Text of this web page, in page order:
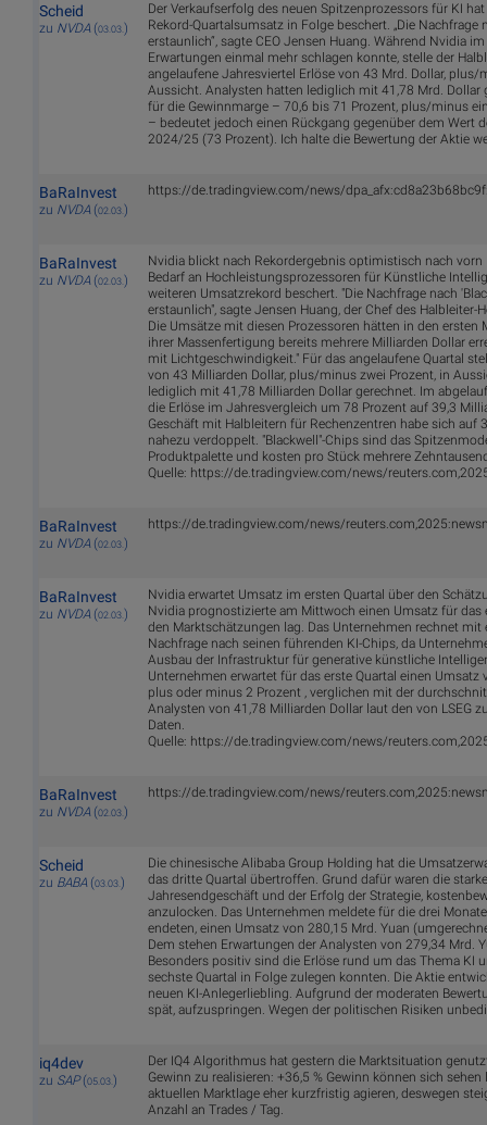
Scheid
zu NVDA(03.03.)
Der Verkaufserfolg des neuen Spitzenprozessors für KI
Rekord-Quartalsumsatz in Folge beschert. „Die Nachfrage
erstaunlich“, sagte CEO Jensen Huang. Während Nvidia
Erwartungen einmal mehr schlagen konnte, stelle der
angelaufene Jahresviertel Erlöse von 43 Mrd. Dollar, plus/
Aussicht. Analysten hatten lediglich mit 41,78 Mrd. Dollar
für die Gewinnmarge – 70,6 bis 71 Prozent, plus/minus
– bedeutet jedoch einen Rückgang gegenüber dem Wert
2024/25 (73 Prozent). Ich halte die Bewertung der Aktie
BaRaInvest
zu NVDA(02.03.)
https://de.tradingview.com/news/
BaRaInvest
zu NVDA(02.03.)
Nvidia blickt nach Rekordergebnis optimistisch nach vorn
Bedarf an Hochleistungsprozessoren für Künstliche
weiteren Umsatzrekord beschert. "Die Nachfrage nach
erstaunlich", sagte Jensen Huang, der Chef des Halbleiter-
Die Umsätze mit diesen Prozessoren hätten in den ersten
ihrer Massenfertigung bereits mehrere Milliarden Dollar
mit Lichtgeschwindigkeit." Für das angelaufene Quartal
von 43 Milliarden Dollar, plus/minus zwei Prozent, in
lediglich mit 41,78 Milliarden Dollar gerechnet. Im
die Erlöse im Jahresvergleich um 78 Prozent auf 39,3
Geschäft mit Halbleitern für Rechenzentren habe sich auf
nahezu verdoppelt. "Blackwell"-Chips sind das
Produktpalette und kosten pro Stück mehrere
Quelle: https://de.tradingview.com/news/
BaRaInvest
zu NVDA(02.03.)
https://de.tradingview.com/news/
BaRaInvest
zu NVDA(02.03.)
Nvidia erwartet Umsatz im ersten Quartal über den
Nvidia prognostizierte am Mittwoch einen Umsatz für das
den Marktschätzungen lag. Das Unternehmen rechnet
Nachfrage nach seinen führenden KI-Chips, da
Ausbau der Infrastruktur für generative künstliche
Unternehmen erwartet für das erste Quartal einen Umsatz
plus oder minus 2 Prozent , verglichen mit der
Analysten von 41,78 Milliarden Dollar laut den von LSEG
Daten.
Quelle: https://de.tradingview.com/news/
BaRaInvest
zu NVDA(02.03.)
https://de.tradingview.com/news/
Scheid
zu BABA(03.03.)
Die chinesische Alibaba Group Holding hat die
das dritte Quartal übertroffen. Grund dafür waren die
Jahresendgeschäft und der Erfolg der Strategie,
anzulocken. Das Unternehmen meldete für die drei
endeten, einen Umsatz von 280,15 Mrd. Yuan
Dem stehen Erwartungen der Analysten von 279,34 Mrd.
Besonders positiv sind die Erlöse rund um das Thema KI
sechste Quartal in Folge zulegen konnten. Die Aktie
neuen KI-Anlegerliebling. Aufgrund der moderaten
spät, aufzuspringen. Wegen der politischen Risiken
iq4dev
zu SAP(05.03.)
Der IQ4 Algorithmus hat gestern die Marktsituation
Gewinn zu realisieren: +36,5 % Gewinn können sich
aktuellen Marktlage eher kurzfristig agieren, deswegen
Anzahl an Trades / Tag.